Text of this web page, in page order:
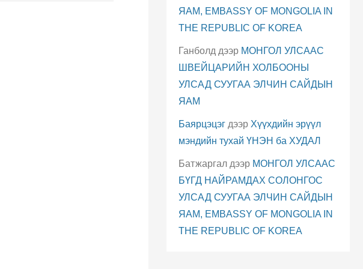
ЯАМ, EMBASSY OF MONGOLIA IN
THE REPUBLIC OF KOREA
Ганболд дээр МОНГОЛ УЛСААС
ШВЕЙЦАРИЙН ХОЛБООНЫ
УЛСАД СУУГАА ЭЛЧИН САЙДЫН
ЯАМ
Баярцэцэгдээр Хүүхдийн эрүүл
мэндийн тухай ҮНЭН ба ХУДАЛ
Батжаргалдээр МОНГОЛ УЛСААС
БҮГД НАЙРАМДАХ СОЛОНГОС
УЛСАД СУУГАА ЭЛЧИН САЙДЫН
ЯАМ, EMBASSY OF MONGOLIA IN
THE REPUBLIC OF KOREA